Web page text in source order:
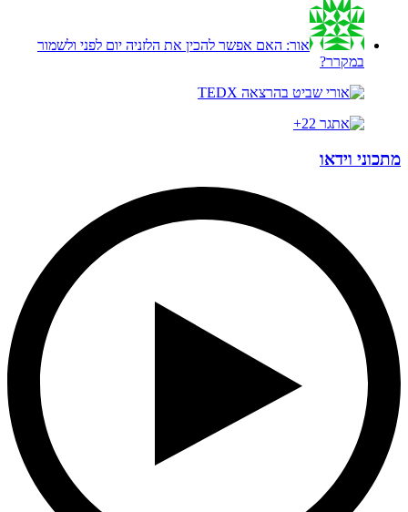
אור: האם אפשר להכין את הלזניה יום לפני ולשמור
במקרר?
מתכוני וידאו